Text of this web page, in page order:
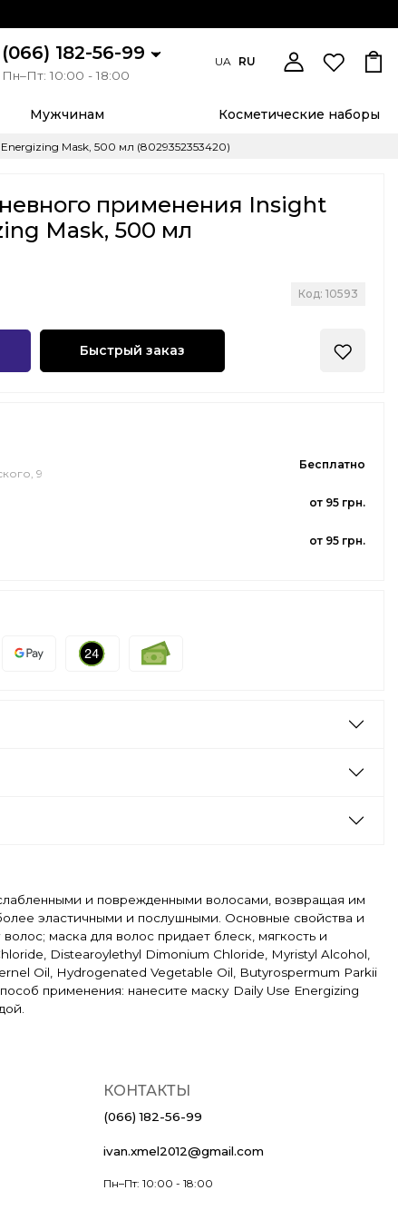
(066) 182-56-99
Пн–Пт: 10:00 - 18:00
UA RU
Мужчинам Косметические наборы
Mask, 500 мл (8029352353420)
применения Insight
Mask, 500 мл
Код: 10593
Быстрый заказ
9
Бесплатно
от 95 грн.
от 95 грн.
и поврежденными волосами, возвращая им
эластичными и послушными. Основные свойства и
маска для волос придает блеск, мягкость и
Distearoylethyl Dimonium Chloride, Myristyl Alcohol,
Oil, Hydrogenated Vegetable Oil, Butyrospermum Parkii
применения: нанесите маску Daily Use Energizing
КОНТАКТЫ
(066) 182-56-99
ivan.xmel2012@gmail.com
Пн–Пт: 10:00 - 18:00